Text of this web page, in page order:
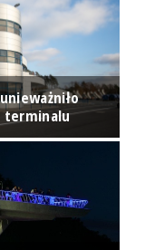
terminalu